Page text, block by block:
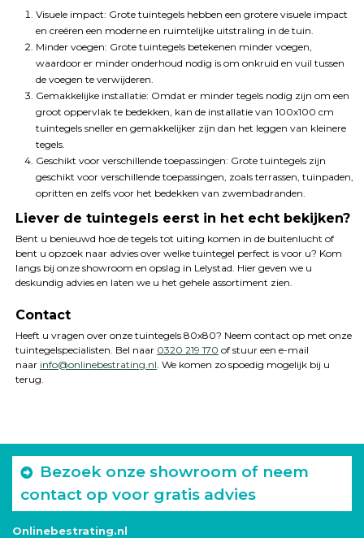
Visuele impact: Grote tuintegels hebben een grotere visuele impact
en creëren een moderne en ruimtelijke uitstraling in de tuin.
Minder voegen: Grote tuintegels betekenen minder voegen,
waardoor er minder onderhoud nodig is om onkruid en vuil tussen
de voegen te verwijderen.
Gemakkelijke installatie: Omdat er minder tegels nodig zijn om een
groot oppervlak te bedekken, kan de installatie van 100x100 cm
tuintegels sneller en gemakkelijker zijn dan het leggen van kleinere
tegels.
Geschikt voor verschillende toepassingen: Grote tuintegels zijn
geschikt voor verschillende toepassingen, zoals terrassen, tuinpaden,
opritten en zelfs voor het bedekken van zwembadranden.
Liever de tuintegels eerst in het echt bekijken?
Bent u benieuwd hoe de tegels tot uiting komen in de buitenlucht of
bent u opzoek naar advies over welke tuintegel perfect is voor u? Kom
langs bij onze showroom en opslag in Lelystad. Hier geven we u
deskundig advies en laten we u het gehele assortiment zien.
Contact
Heeft u vragen over onze tuintegels 80x80? Neem contact op met onze
tuintegelspecialisten. Bel naar 0320 219 170 of stuur een e-mail
naar info@onlinebestrating.nl. We komen zo spoedig mogelijk bij u
terug.
Bezoek onze showroom of neem
contact op voor gratis advies
Onlinebestrating.nl